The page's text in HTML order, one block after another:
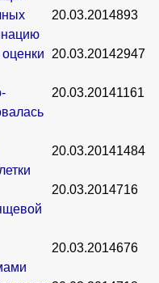
20.03.2014893
20.03.20142947
20.03.20141161
20.03.20141484
20.03.2014716
20.03.2014676